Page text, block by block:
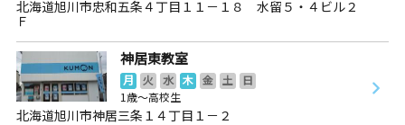
北海道旭川市忠和五条４丁目１１－１８ 水留５・４ビル２
Ｆ
神居東教室
月 火 水 木 金 土
日
1歳～高校生
北海道旭川市神居三条１４丁目１－２